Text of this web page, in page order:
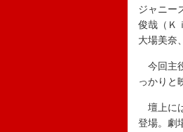
ジャニー
俊哉（Ｋ
大場美奈
今回主
っかりと
壇上に
登場。劇